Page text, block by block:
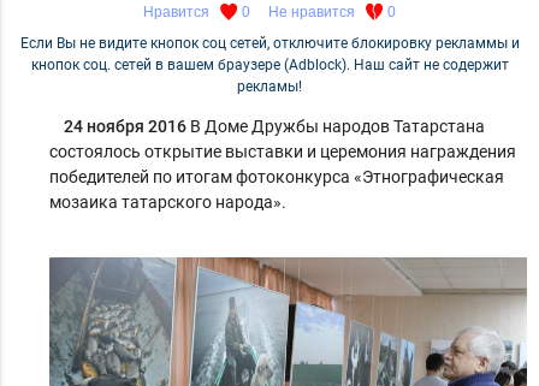
Нравится 0 Не нравится
0
Если Вы не видите кнопок соц сетей, отключите блокировку рекламмы и
кнопок соц. сетей в вашем браузере (Adblock). Наш сайт не содержит
рекламы!
24 ноября 2016 В Доме Дружбы народов Татарстана
состоялось открытие выставки и церемония награждения
победителей по итогам фотоконкурса «Этнографическая
мозаика татарского народа».